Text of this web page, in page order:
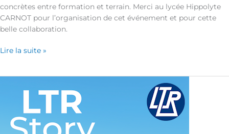
concrètes entre formation et terrain. Merci au lycée Hippolyte
CARNOT pour l’organisation de cet événement et pour cette
belle collaboration.
Lire la suite »
alternance
continue